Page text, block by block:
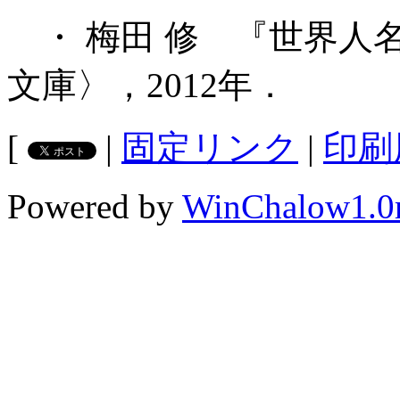
・ 梅田 修 『世界人
文庫〉，2012年．
[
| 固定リンク | 印
Powered by